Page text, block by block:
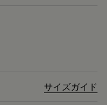
サイズガイド